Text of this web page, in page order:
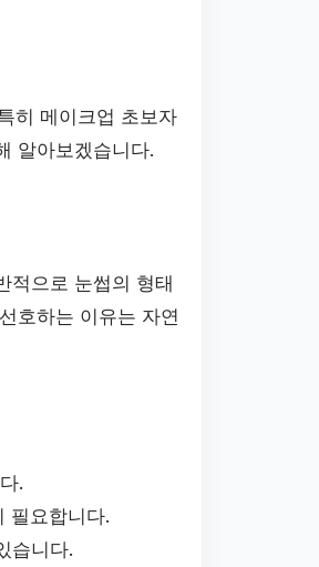
히 메이크업 초보자
알아보겠습니다.
적으로 눈썹의 형태
호하는 이유는 자연
.
필요합니다.
습니다.